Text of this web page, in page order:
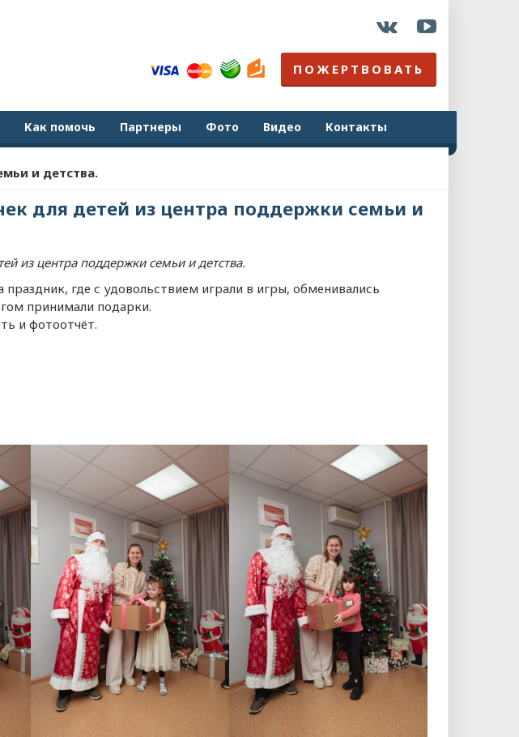
ПОЖЕРТВОВАТЬ
Как помочь Партнеры Фото Видео Контакты
и детства.
для детей из центра поддержки семьи и
из центра поддержки семьи и детства.
где с удовольствием играли в игры, обменивались
принимали подарки.
и фотоотчёт.